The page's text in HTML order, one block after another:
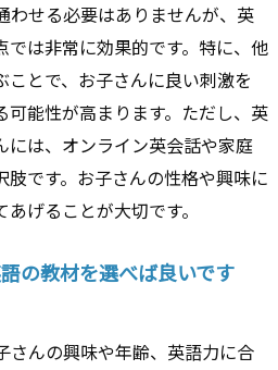
わせる必要はありませんが、英
では非常に効果的です。特に、他
とで、お子さんに良い刺激を
能性が高まります。ただし、英
には、オンライン英会話や家庭
です。お子さんの性格や興味に
げることが大切です。
の教材を選べば良いです
さんの興味や年齢、英語力に合